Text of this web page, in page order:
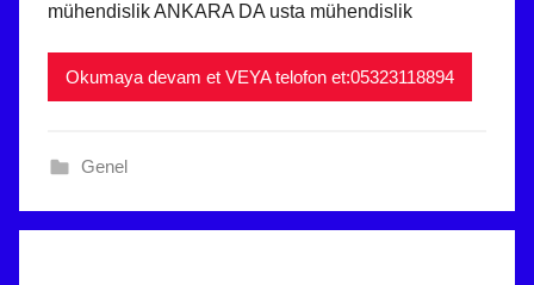
ö
e
i
m
t
2
t
r
mühendislik ANKARA DA usta mühendislik
Okumaya devam et VEYA telofon et:05323118894
Genel